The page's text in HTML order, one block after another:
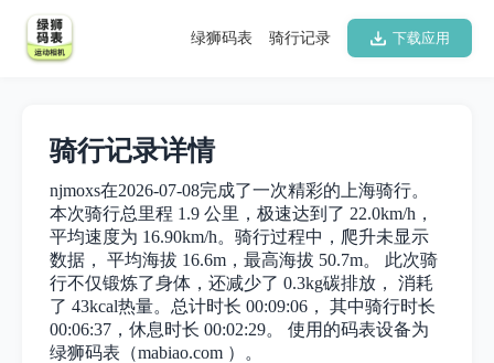
下载应用
骑行记录
绿狮码表
骑行记录详情
njmoxs在2026-07-08完成了一次精彩的上海骑行。
本次骑行总里程 1.9 公里，极速达到了 22.0km/h，
平均速度为 16.90km/h。骑行过程中，爬升未显示
数据， 平均海拔 16.6m，最高海拔 50.7m。 此次骑
行不仅锻炼了身体，还减少了 0.3kg碳排放， 消耗
了 43kcal热量。总计时长 00:09:06， 其中骑行时长
00:06:37，休息时长 00:02:29。 使用的码表设备为
绿狮码表（mabiao.com ）。